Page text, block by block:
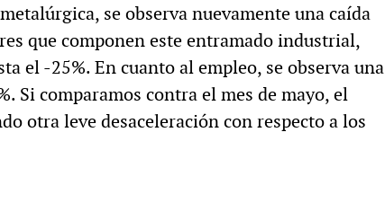
se observa nuevamente una caída
que componen este entramado industrial,
el -25%. En cuanto al empleo, se observa una
Si comparamos contra el mes de mayo, el
otra leve desaceleración con respecto a los